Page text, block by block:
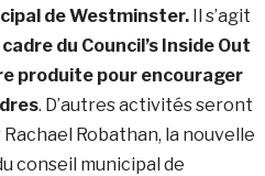
de Westminster. Il s’agit
du Council’s Inside Out
produite pour encourager
. D’autres activités seront
Robathan, la nouvelle
conseil municipal de